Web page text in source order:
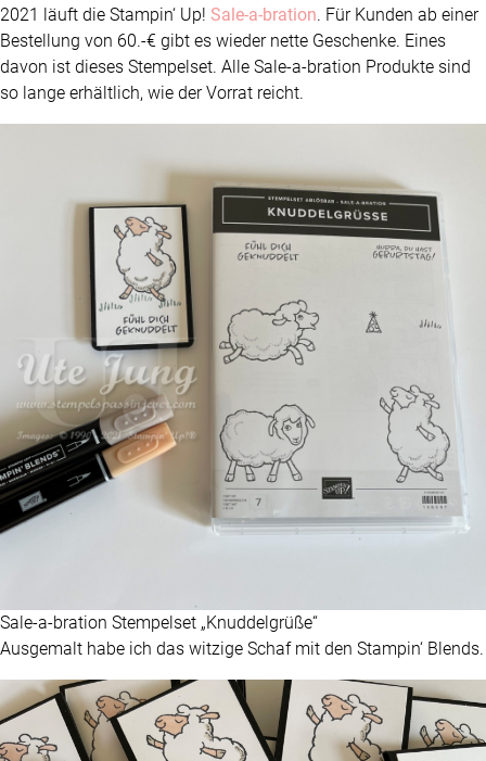
2021 läuft die Stampin‘ Up! Sale-a-bration. Für Kunden ab einer
Bestellung von 60.-€ gibt es wieder nette Geschenke. Eines
davon ist dieses Stempelset. Alle Sale-a-bration Produkte sind
so lange erhältlich, wie der Vorrat reicht.
Sale-a-bration Stempelset „Knuddelgrüße“
Ausgemalt habe ich das witzige Schaf mit den Stampin‘ Blends.